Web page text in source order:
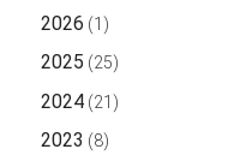
2026 (1)
2025 (25)
2024(21)
2023 (8)